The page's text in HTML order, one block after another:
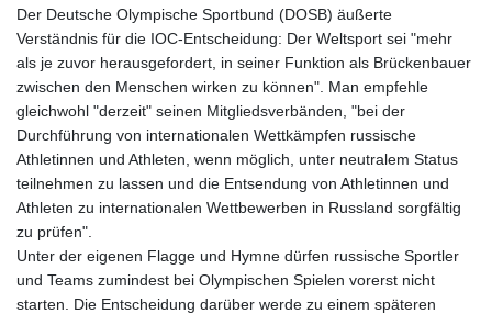
Der Deutsche Olympische Sportbund (DOSB) äußerte
Verständnis für die IOC-Entscheidung: Der Weltsport sei "mehr
als je zuvor herausgefordert, in seiner Funktion als Brückenbauer
zwischen den Menschen wirken zu können". Man empfehle
gleichwohl "derzeit" seinen Mitgliedsverbänden, "bei der
Durchführung von internationalen Wettkämpfen russische
Athletinnen und Athleten, wenn möglich, unter neutralem Status
teilnehmen zu lassen und die Entsendung von Athletinnen und
Athleten zu internationalen Wettbewerben in Russland sorgfältig
zu prüfen".
Unter der eigenen Flagge und Hymne dürfen russische Sportler
und Teams zumindest bei Olympischen Spielen vorerst nicht
starten. Die Entscheidung darüber werde zu einem späteren